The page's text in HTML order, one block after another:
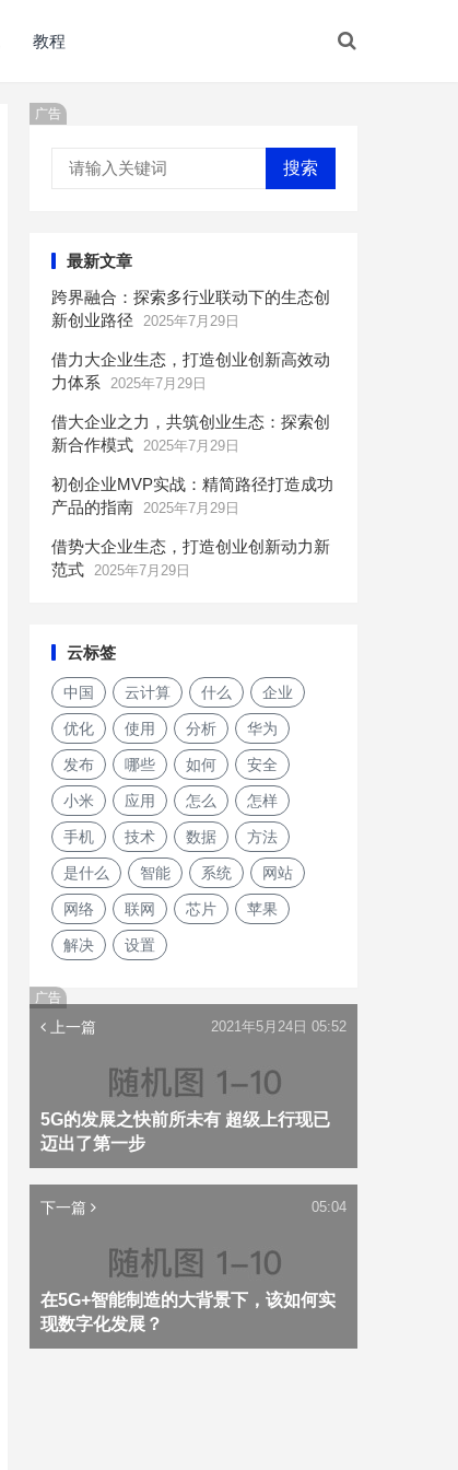
教程
广告
搜索
最新文章
跨界融合：探索多行业联动下的生态创
新创业路径
2025年7月29日
借力大企业生态，打造创业创新高效动
力体系
2025年7月29日
借大企业之力，共筑创业生态：探索创
新合作模式 2025年7月29日
初创企业MVP实战：精简路径打造成功
产品的指南 2025年7月29日
借势大企业生态，打造创业创新动力新
范式 2025年7月29日
云标签
中国 云计算 什么 企业
优化 使用 分析 华为
发布 哪些 如何 安全
小米 应用 怎么 怎样
手机 技术 数据 方法
是什么 智能 系统 网站
网络 联网 芯片 苹果
解决 设置
广告
上一篇
5G的发展之快前所未有 超级上行现已
迈出了第一步
2021年5月24日 05:52
下一篇
在5G+智能制造的大背景下，该如何实
现数字化发展？
05:04